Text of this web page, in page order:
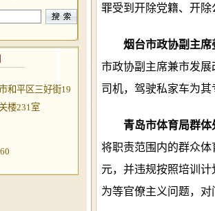
和平区三好街19
楼231室
罪受到开除党籍、开
烟台市政协副主
市政协副主席兼市发
司机，驾驶私家车为
青岛市体育局群
将职责范围内的群众
元，并违规按照培训
为等官僚主义问题，